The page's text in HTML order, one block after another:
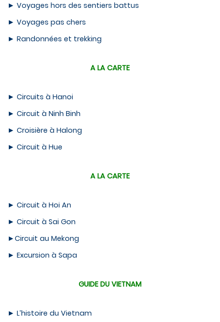
► Voyages hors des sentiers battus
► Voyages pas chers
► Randonnées et trekking
A LA CARTE
► Circuits à Hanoi
► Circuit à Ninh Binh
► Croisière à Halong
► Circuit à Hue
A LA CARTE
► Circuit à Hoi An
► Circuit à Sai Gon
►Circuit au Mekong
► Excursion à Sapa
GUIDE DU VIETNAM
► L’histoire du Vietnam